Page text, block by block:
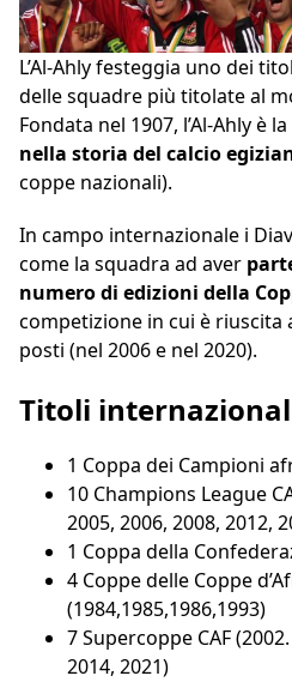
L’Al-Ahly festeggia uno dei
delle squadre più titolate al
Fondata nel 1907, l’Al-Ahly è la
nella storia del calcio
coppe nazionali).
In campo internazionale i
come la squadra ad aver
numero di edizioni della
competizione in cui è riuscita
posti (nel 2006 e nel 2020).
Titoli
1 Coppa dei Campioni
10 Champions League
2005, 2006, 2008, 2012,
1 Coppa della
4 Coppe delle Coppe
(1984,1985,1986,1993)
7 Supercoppe CAF
2014, 2021)